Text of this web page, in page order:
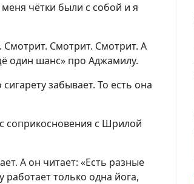
меня чётки были с собой и я
Смотрит. Смотрит. Смотрит. А
один шанс» про Аджамилу.
забывает. То есть она
соприкосновения с Шрилой
А он читает: «Есть разные
работает только одна йога,